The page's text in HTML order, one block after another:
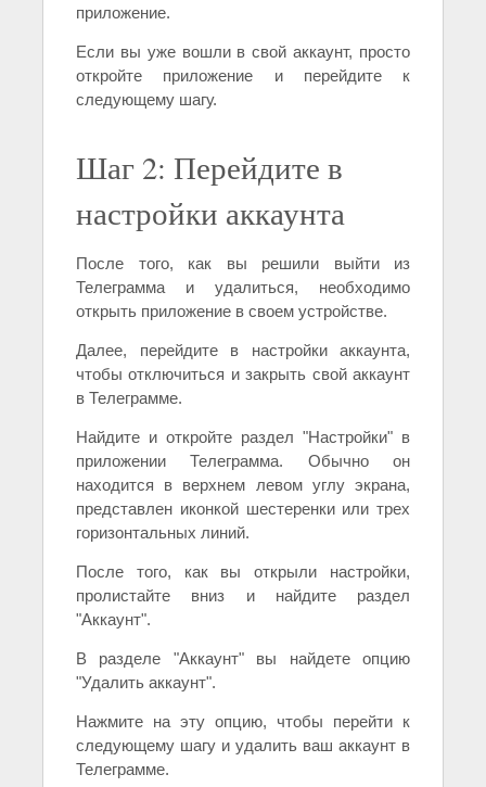
приложение.
Если вы уже вошли в свой аккаунт, просто
откройте приложение и перейдите к
следующему шагу.
Шаг 2: Перейдите в
настройки аккаунта
После того, как вы решили выйти из
Телеграмма и удалиться, необходимо
открыть приложение в своем устройстве.
Далее, перейдите в настройки аккаунта,
чтобы отключиться и закрыть свой аккаунт
в Телеграмме.
Найдите и откройте раздел "Настройки" в
приложении Телеграмма. Обычно он
находится в верхнем левом углу экрана,
представлен иконкой шестеренки или трех
горизонтальных линий.
После того, как вы открыли настройки,
пролистайте вниз и найдите раздел
"Аккаунт".
В разделе "Аккаунт" вы найдете опцию
"Удалить аккаунт".
Нажмите на эту опцию, чтобы перейти к
следующему шагу и удалить ваш аккаунт в
Телеграмме.